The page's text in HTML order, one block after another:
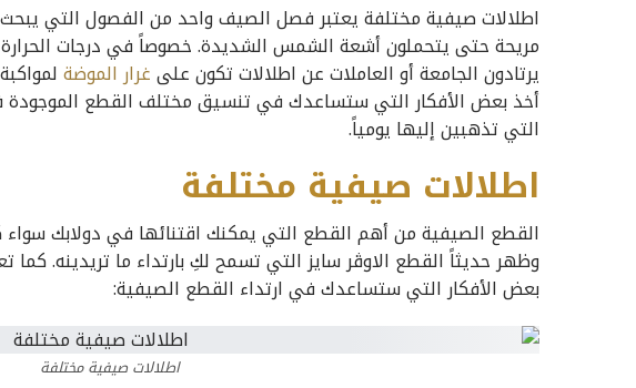
اطلالات صيفية مختلفة يعتبر فصل الصيف واحد من الفصول التي
مريحة حتى يتحملون أشعة الشمس الشديدة. خصوصاً في درجات الحرارة
يرتادون الجامعة أو العاملات عن اطلالات تكون علىغرار الموضة
أخذ بعض الأفكار التي ستساعدك في تنسيق مختلف القطع الموجودة
التي تذهبين إليها يومياً.
اطلالات صيفية مختلفة
القطع الصيفية من أهم القطع التي يمكنك اقتنائها في دولابك
وظهر حديثاً القطع الاوڤر سايز التي تسمح لكِ بارتداء ما تريدينه. كما
بعض الأفكار التي ستساعدك في ارتداء القطع الصيفية:
اطلالات صيفية مختلفة